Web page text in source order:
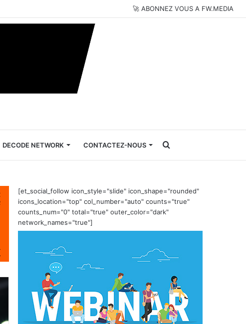
🚀 ABONNEZ VOUS A FW.MEDIA
DECODE NETWORK CONTACTEZ-NOUS Rechercher
[et_social_follow icon_style="slide" icon_shape="rounded"
icons_location="top" col_number="auto" counts="true"
counts_num="0" total="true" outer_color="dark"
network_names="true"]